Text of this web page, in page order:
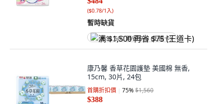
($0.78/1入)
暫時缺貨
满 $1,500 再省 $75 (王道卡)
康乃馨 香草花園護墊 美國棉 無香,
15cm, 30片, 24包
首購折扣價 75%$1,560
$388